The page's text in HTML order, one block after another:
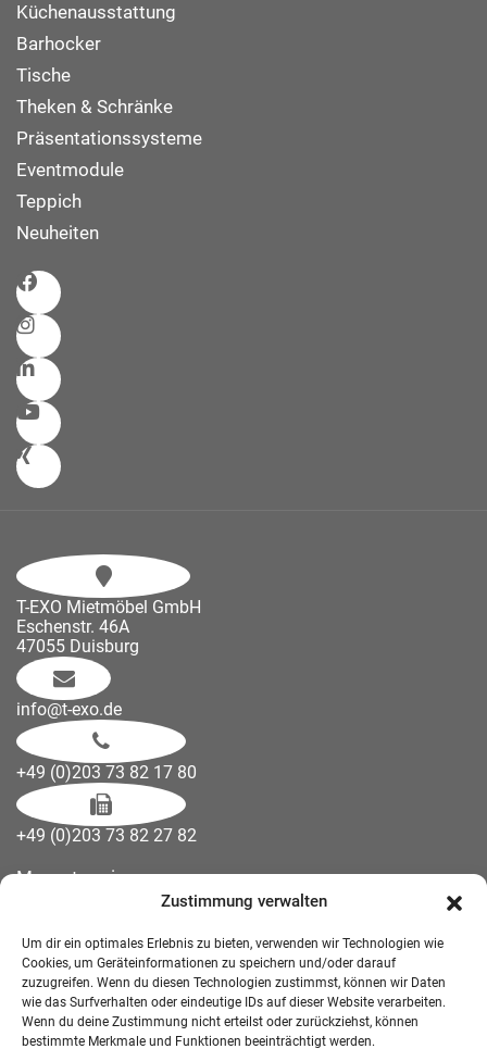
Zustimmung verwalten
Um dir ein optimales Erlebnis zu bieten, verwenden wir Technologien wie
Cookies, um Geräteinformationen zu speichern und/oder darauf
zuzugreifen. Wenn du diesen Technologien zustimmst, können wir Daten
wie das Surfverhalten oder eindeutige IDs auf dieser Website verarbeiten.
Wenn du deine Zustimmung nicht erteilst oder zurückziehst, können
bestimmte Merkmale und Funktionen beeinträchtigt werden.
Küchenausstattung
Barhocker
Tische
Theken & Schränke
Präsentationssysteme
Eventmodule
Teppich
Neuheiten
T-EXO Mietmöbel GmbH
Eschenstr. 46A
47055 Duisburg
info@t-exo.de
+49 (0)203 73 82 17 80
+49 (0)203 73 82 27 82
Messetermine
Downloads
Wandelemente
Über uns
Impressum